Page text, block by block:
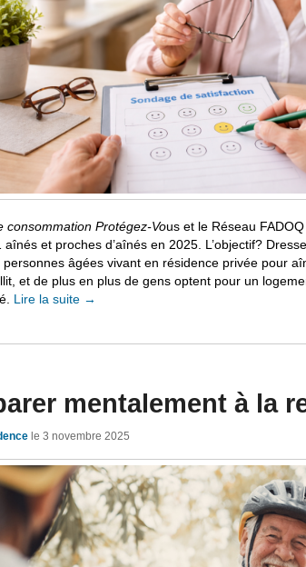
consommation Protégez-Vous et le Réseau
et proches d’aînés en 2025. L’objectif?
âgées vivant en résidence privée pour
et de plus en plus de gens optent pour un
Lire la suite →
mentalement à la
le 3 novembre 2025